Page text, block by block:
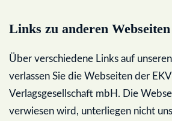
Links zu anderen Webseiten
Über verschiedene Links auf
verlassen Sie die Webseiten der
Verlagsgesellschaft mbH. Die
verwiesen wird, unterliegen nicht